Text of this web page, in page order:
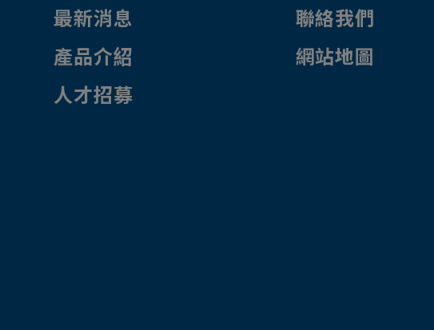
最新消息
產品介紹
人才招募
聯絡我們
網站地圖